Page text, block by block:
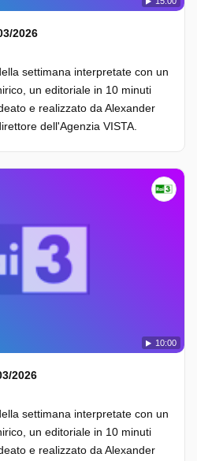
2026
settimana interpretate con un
un editoriale in 10 minuti
e realizzato da Alexander
dell'Agenzia VISTA.
10:00
2026
settimana interpretate con un
un editoriale in 10 minuti
e realizzato da Alexander